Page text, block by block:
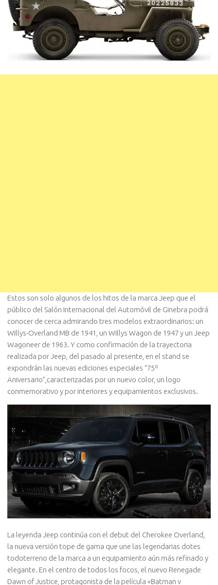
Estos son solo algunos de los hitos de la marca Jeep que el
público del Salón Internacional del Automóvil de Ginebra podrá
conocer de cerca admirando tres modelos extraordinarios: un
Willys-Overland MB de 1941, un Willys Wagon de 1947 y un Jeep
Wagoneer de 1963. Y como confirmación de la trayectoria
realizada por Jeep, del pasado al presente, en el stand se
expondrán las nuevas ediciones especiales “75º
Aniversario”,caracterizadas por un nuevo color, un logo
conmemorativo y por interiores y equipamientos exclusivos.
La leyenda Jeep continúa con el debut del Cherokee Overland,
la nueva versión tope de gama que une las legendarias dotes
todoterreno de la marca a un equipamiento aún más refinado y
elegante. En el centro de todos los focos, el nuevo Renegade
Dawn of Justice, protagonista de la película «Batman v